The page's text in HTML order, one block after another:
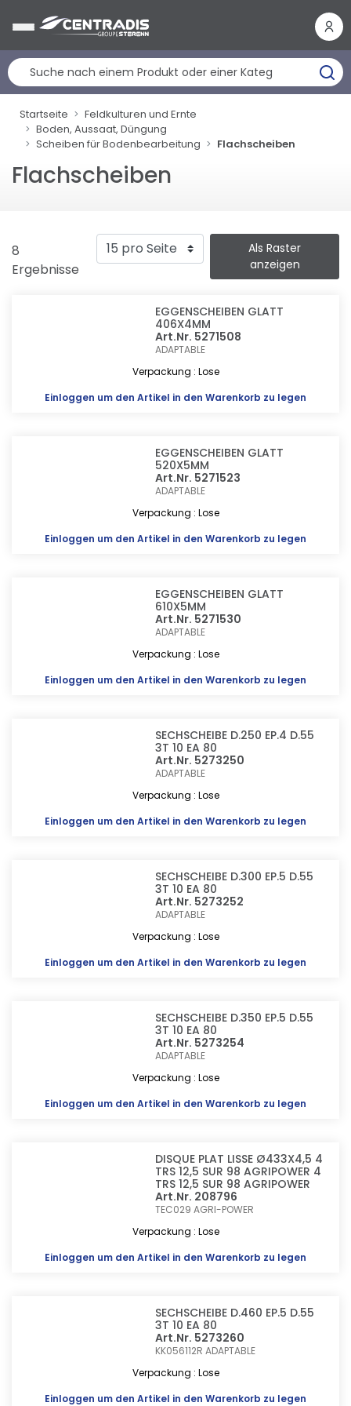
Startseite
Feldkulturen und Ernte
Boden, Aussaat, Düngung
Scheiben für Bodenbearbeitung
Flachscheiben
Flachscheiben
8
Ergebnisse
Als Raster
anzeigen
EGGENSCHEIBEN GLATT
406X4MM
Art.Nr. 5271508
ADAPTABLE
Verpackung : Lose
Einloggen um den Artikel in den Warenkorb zu legen
EGGENSCHEIBEN GLATT
520X5MM
Art.Nr. 5271523
ADAPTABLE
Verpackung : Lose
Einloggen um den Artikel in den Warenkorb zu legen
EGGENSCHEIBEN GLATT
610X5MM
Art.Nr. 5271530
ADAPTABLE
Verpackung : Lose
Einloggen um den Artikel in den Warenkorb zu legen
SECHSCHEIBE D.250 EP.4 D.55
3T 10 EA 80
Art.Nr. 5273250
ADAPTABLE
Verpackung : Lose
Einloggen um den Artikel in den Warenkorb zu legen
SECHSCHEIBE D.300 EP.5 D.55
3T 10 EA 80
Art.Nr. 5273252
ADAPTABLE
Verpackung : Lose
Einloggen um den Artikel in den Warenkorb zu legen
SECHSCHEIBE D.350 EP.5 D.55
3T 10 EA 80
Art.Nr. 5273254
ADAPTABLE
Verpackung : Lose
Einloggen um den Artikel in den Warenkorb zu legen
DISQUE PLAT LISSE Ø433X4,5 4
TRS 12,5 SUR 98 AGRIPOWER 4
TRS 12,5 SUR 98 AGRIPOWER
Art.Nr. 208796
TEC029AGRI-POWER
Verpackung : Lose
Einloggen um den Artikel in den Warenkorb zu legen
SECHSCHEIBE D.460 EP.5 D.55
3T 10 EA 80
Art.Nr. 5273260
KK056112RADAPTABLE
Verpackung : Lose
Einloggen um den Artikel in den Warenkorb zu legen